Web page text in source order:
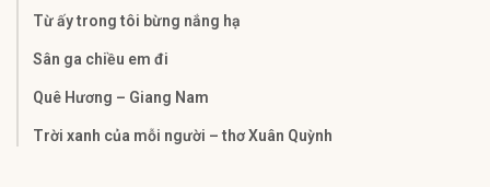
Từ ấy trong tôi bừng nắng hạ
Sân ga chiều em đi
Quê Hương – Giang Nam
Trời xanh của mỗi người – thơ Xuân Quỳnh